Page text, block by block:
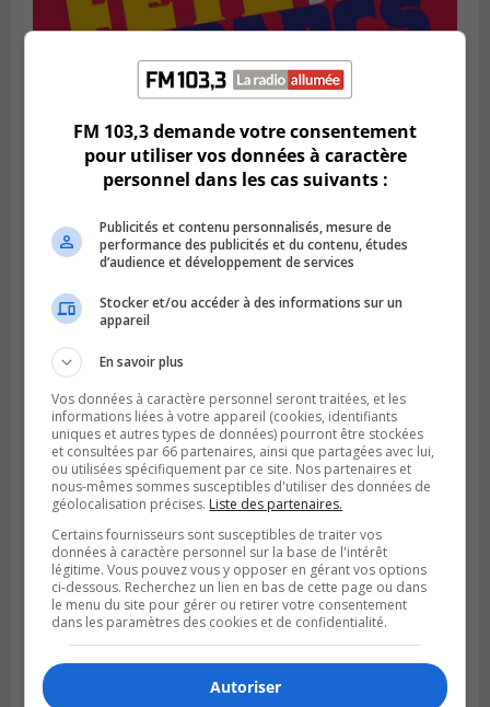
SAINT-BRUNO-DE-MONTARVILLE
Publié le 2 août 2026 à 08h06
Bruno
SAINT-CATHERINE
Publié le 30 juillet 2026 à 07h58
Sainte-Catherine prolonge son aide
financière au Complexe Le Partage
FM 103,3 demande votre consentement
pour utiliser vos données à caractère
personnel dans les cas suivants :
Publicités et contenu personnalisés, mesure de
performance des publicités et du contenu, études
d’audience et développement de services
Stocker et/ou accéder à des informations sur un
appareil
En savoir plus
Vos données à caractère personnel seront traitées, et les
informations liées à votre appareil (cookies, identifiants
uniques et autres types de données) pourront être stockées
et consultées par 66 partenaires, ainsi que partagées avec lui,
ou utilisées spécifiquement par ce site. Nos partenaires et
nous-mêmes sommes susceptibles d'utiliser des données de
géolocalisation précises. Liste des partenaires.
Certains fournisseurs sont susceptibles de traiter vos
données à caractère personnel sur la base de l'intérêt
légitime. Vous pouvez vous y opposer en gérant vos options
ci-dessous. Recherchez un lien en bas de cette page ou dans
le menu du site pour gérer ou retirer votre consentement
dans les paramètres des cookies et de confidentialité.
Autoriser